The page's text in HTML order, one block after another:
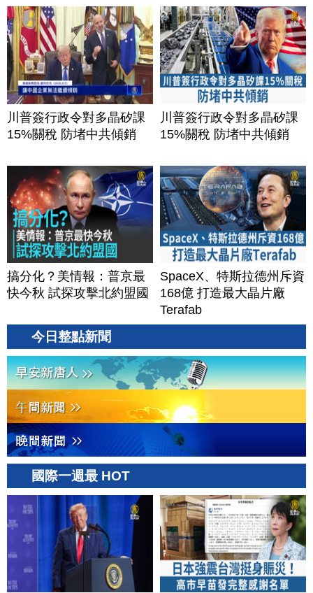
川普簽行政令對多晶矽課
15%關稅 防堵中共傾銷
川普簽行政令對多晶矽課
15%關稅 防堵中共傾銷
搞分化？美情報：普京最
快今秋 試探攻擊北約盟國
SpaceX、特斯拉德州斥資
168億 打造最大晶片廠
Terafab
今日整點新聞
國際一週最 HOT